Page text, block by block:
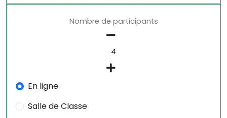
Nombre de participants
En ligne
Salle de Classe